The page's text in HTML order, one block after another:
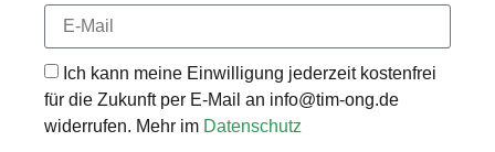
Ich kann meine Einwilligung jederzeit kostenfrei
für die Zukunft per E-Mail an info@tim-ong.de
widerrufen. Mehr im Datenschutz